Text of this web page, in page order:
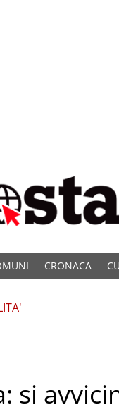
CRONACA
si